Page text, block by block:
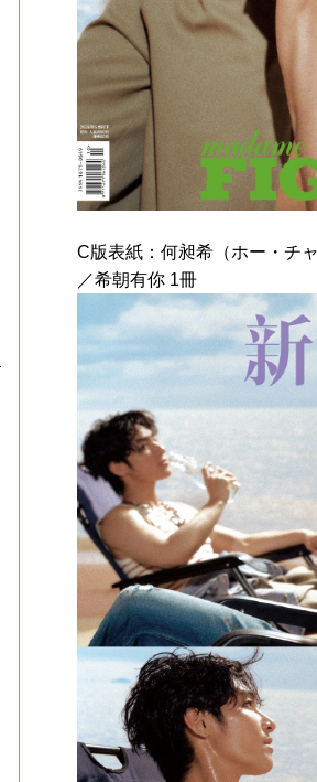
C版表紙：何昶希（ホー・チ
／希朝有你 1冊